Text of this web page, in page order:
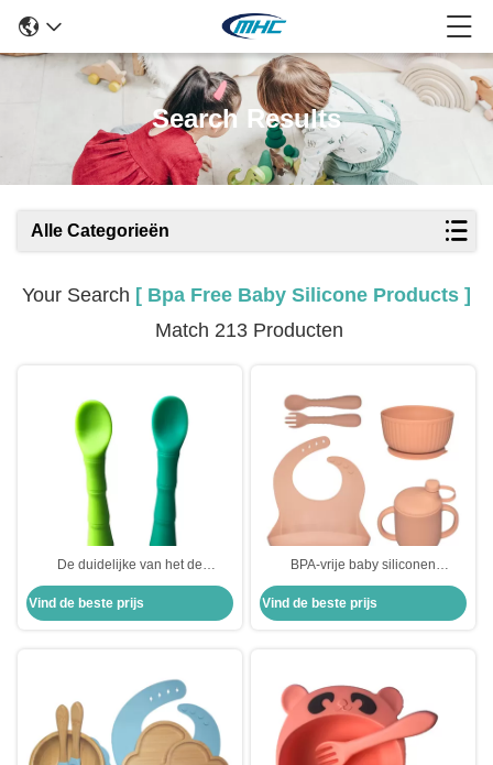
Search Results
Alle Categorieën
Your Search [ Bpa Free Baby Silicone Products ]
Match 213 Producten
De duidelijke van het de
Babysilicone van BPA Vrije van
het de Productenbamboe
Aangepaste Grootte Lepel
Vind de beste prijs
BPA-vrije baby siliconen
producten niet-glijde zuigbekers
platen voor spenen kinderen
Vind de beste prijs